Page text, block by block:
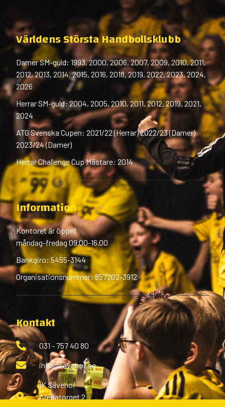
Världens Största Handbollsklubb
Damer SM-guld: 1993, 2000, 2006, 2007, 2009, 2010, 2011,
2012, 2013, 2014, 2015, 2016, 2018, 2019, 2022, 2023, 2024,
2026
Herrar SM-guld: 2004, 2005, 2010, 2011, 2012, 2019, 2021,
2024
ATG Svenska Cupen: 2021/22 (Herrar) 2022/23 (Damer)
2023/24 (Damer)
Herrar Challenge Cup Mästare: 2014
Information
Kontoret är öppet
måndag-fredag 09.00-16.00
Bankgiro: 5455-3144
Organisationsnummer: 857202-3912
Kontakt
031 - 757 40 80
info@savehof.se
IK Sävehof
Arenatorget 2